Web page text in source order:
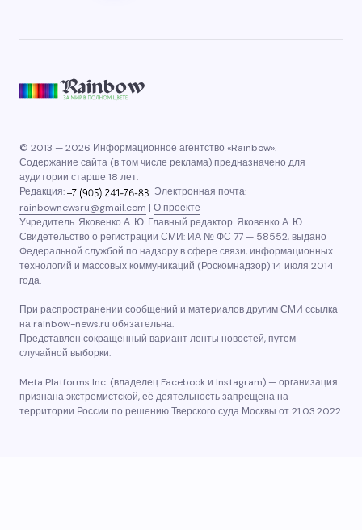
© 2013 — 2026 Информационное агентство «Rainbow».
Содержание сайта (в том числе реклама) предназначено для
аудитории старше 18 лет.
Редакция:
Электронная почта:
rainbownewsru@gmail.com | О проекте
Учредитель: Яковенко А. Ю. Главный редактор: Яковенко А. Ю.
Свидетельство о регистрации СМИ: ИА № ФС 77 — 58552, выдано
Федеральной службой по надзору в сфере связи, информационных
технологий и массовых коммуникаций (Роскомнадзор) 14 июля 2014
года.
При распространении сообщений и материалов другим СМИ ссылка
на rainbow-news.ru обязательна.
Представлен сокращенный вариант ленты новостей, путем
случайной выборки.
Meta Platforms Inc. (владелец Facebook и Instagram) — организация
признана экстремистской, её деятельность запрещена на
территории России по решению Тверского суда Москвы от 21.03.2022.